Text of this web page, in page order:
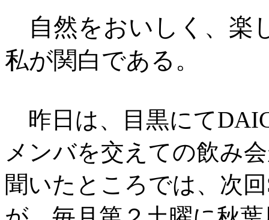
自然をおいしく、楽
私が関白である。
昨日は、目黒にて
メンバを交えての飲み
聞いたところでは、次